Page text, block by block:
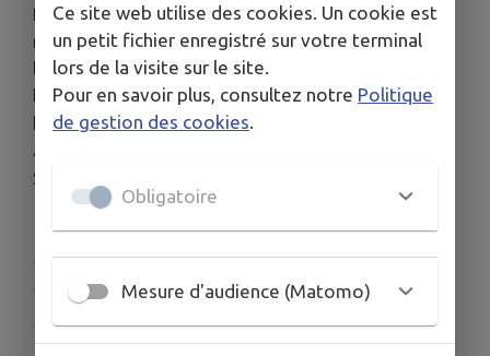
français, qui puise son inspiration de ses
nombreuses expéditions dans le Sahara. Dans
l'une des rares expositions individuelles de
l'artiste en Allemagne, on peut voir les fascinants
blocs de verre ainsi que des œuvres en céramique
à la Galerie B, Verre contemporain, à
Sinzheim/Baden-Baden.
Publié par Coraline TATZKY - Musée du Verre
François Décorchemont
Ce site web utilise des cookies. Un cookie est
un petit fichier enregistré sur votre terminal
lors de la visite sur le site.
Pour en savoir plus, consultez notre Politique
de gestion des cookies
Obligatoire
Mesure d'audience (Matomo)